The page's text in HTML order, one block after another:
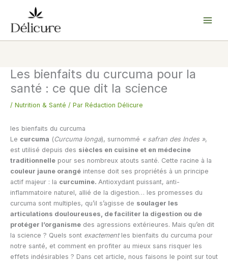
contenu
Les bienfaits du curcuma pour la
santé : ce que dit la science
/ Nutrition & Santé / Par Rédaction Délicure
les bienfaits du curcuma
Le curcuma (Curcuma longa), surnommé « safran des Indes »,
est utilisé depuis des siècles en cuisine et en médecine
traditionnelle pour ses nombreux atouts santé. Cette racine à la
couleur jaune orangé intense doit ses propriétés à un principe
actif majeur : la curcumine. Antioxydant puissant, anti-
inflammatoire naturel, allié de la digestion… les promesses du
curcuma sont multiples, qu’il s’agisse de soulager les
articulations douloureuses, de faciliter la digestion ou de
protéger l’organisme des agressions extérieures. Mais qu’en dit
la science ? Quels sont exactementles bienfaits du curcuma pour
notre santé, et comment en profiter au mieux sans risquer les
effets indésirables ? Dans cet article, nous faisons le point sur tout